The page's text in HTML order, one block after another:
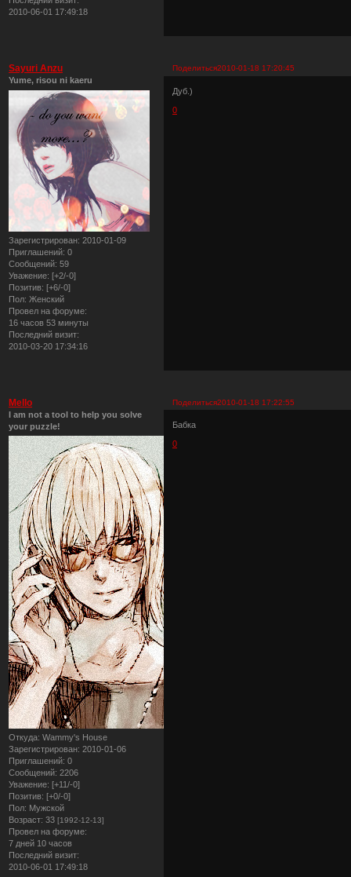
2010-06-01 17:49:18
Поделиться2010-01-18 17:20:45
Sayuri Anzu
Yume, risou ni kaeru
Зарегистрирован: 2010-01-09
Приглашений: 0
Сообщений: 59
Уважение: [+2/-0]
Позитив: [+6/-0]
Пол: Женский
Провел на форуме:
16 часов 53 минуты
Последний визит:
2010-03-20 17:34:16
Дуб.)
0
Поделиться2010-01-18 17:22:55
Mello
I am not a tool to help you solve
your puzzle!
Откуда: Wammy's House
Зарегистрирован: 2010-01-06
Приглашений: 0
Сообщений: 2206
Уважение: [+11/-0]
Позитив: [+0/-0]
Пол: Мужской
Возраст: 33 [1992-12-13]
Провел на форуме:
7 дней 10 часов
Последний визит:
2010-06-01 17:49:18
Бабка
0